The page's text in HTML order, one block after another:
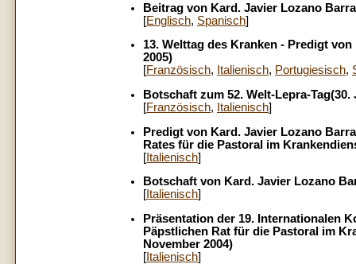
Beitrag von Kard. Javier Lozano
[Englisch, Spanisch]
13. Welttag des Kranken - Predigt
2005)
[Französisch, Italienisch, Portugiesisch,
Botschaft zum 52. Welt-Lepra-Tag(30.
[Französisch, Italienisch]
Predigt von Kard. Javier Lozano
Rates für die Pastoral im
[ Italienisch]
Botschaft von Kard. Javier Lozano
[ Italienisch]
Präsentation der 19. Internationalen
Päpstlichen Rat für die Pastoral im
November 2004)
[ Italienisch]